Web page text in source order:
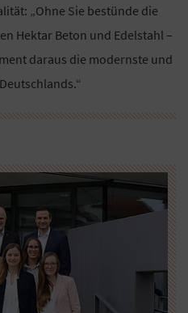
„Ohne Sie bestünde die
Hektar Beton und Edelstahl –
daraus die modernste und